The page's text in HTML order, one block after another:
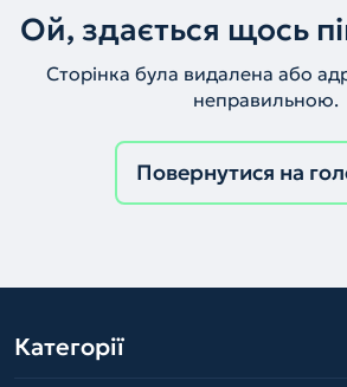
Ой, здається щось
Сторінка була видалена або
неправильною.
Повернутися на
Категорії